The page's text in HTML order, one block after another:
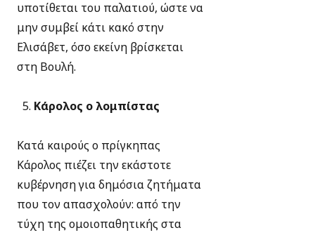
υποτίθεται του παλατιού, ώστε να
μην συμβεί κάτι κακό στην
Ελισάβετ, όσο εκείνη βρίσκεται
στη Βουλή.
Κάρολος ο λομπίστας
Κατά καιρούς ο πρίγκηπας
Κάρολος πιέζει την εκάστοτε
κυβέρνηση για δημόσια ζητήματα
που τον απασχολούν: από την
τύχη της ομοιοπαθητικής στα